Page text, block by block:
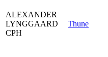
ALEXANDER
LYNGGAARD
CPH
Thune